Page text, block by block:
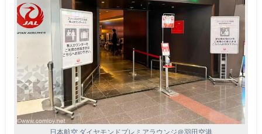
日本航空 ダイヤモンドプレミアラウンジ＠羽田空港